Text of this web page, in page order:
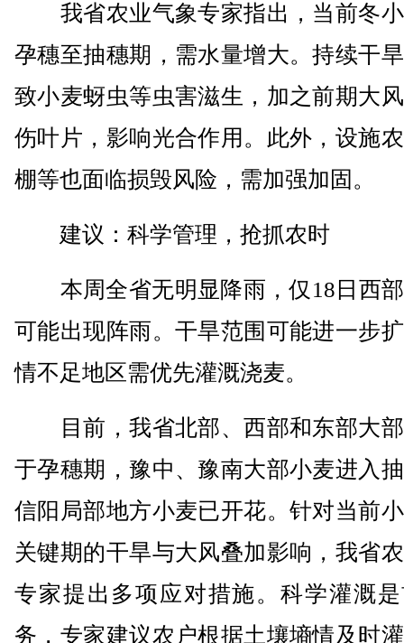
我省农业气象专家指出，当前冬
孕穗至抽穗期，需水量增大。持续干
致小麦蚜虫等虫害滋生，加之前期大
伤叶片，影响光合作用。此外，设施
棚等也面临损毁风险，需加强加固。
建议：科学管理，抢抓农时
本周全省无明显降雨，仅18日西
可能出现阵雨。干旱范围可能进一步
情不足地区需优先灌溉浇麦。
目前，我省北部、西部和东部大
于孕穗期，豫中、豫南大部小麦进入
信阳局部地方小麦已开花。针对当前
关键期的干旱与大风叠加影响，我省
专家提出多项应对措施。科学灌溉
务，专家建议农户根据土壤墒情及时